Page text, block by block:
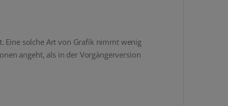
Eine solche Art von Grafik nimmt wenig
angeht, als in der Vorgängerversion